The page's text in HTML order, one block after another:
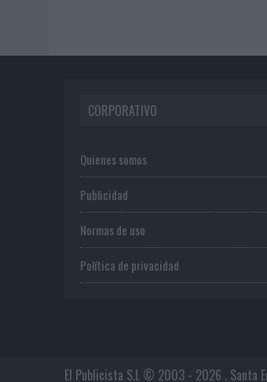
CORPORATIVO
Quienes somos
Publicidad
Normas de uso
Política de privacidad
El Publicista S.L © 2003 - 2026 . Santa